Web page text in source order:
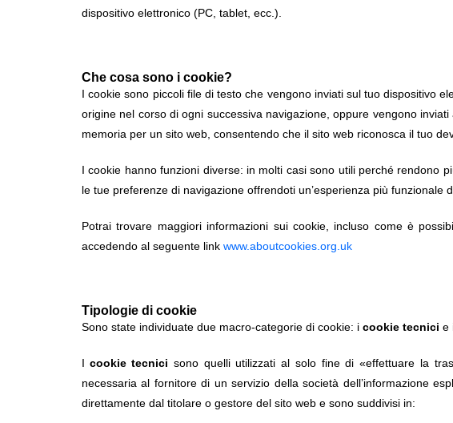
dispositivo elettronico (PC, tablet, ecc.).
Che cosa sono i cookie?
I cookie sono piccoli file di testo che vengono inviati sul tuo dispositivo
origine nel corso di ogni successiva navigazione, oppure vengono
memoria per un sito web, consentendo che il sito web riconosca il tuo
I cookie hanno funzioni diverse: in molti casi sono utili perché rendono
le tue preferenze di navigazione offrendoti un’esperienza più
Potrai trovare maggiori informazioni sui cookie, incluso come è
accedendo al seguente link www.aboutcookies.org.uk
Tipologie di cookie
Sono state individuate due macro-categorie di cookie: i cookie tecnici e
I cookie tecnici sono quelli utilizzati al solo fine di «effettuare la
necessaria al fornitore di un servizio della società dell’informazione
direttamente dal titolare o gestore del sito web e sono suddivisi in: